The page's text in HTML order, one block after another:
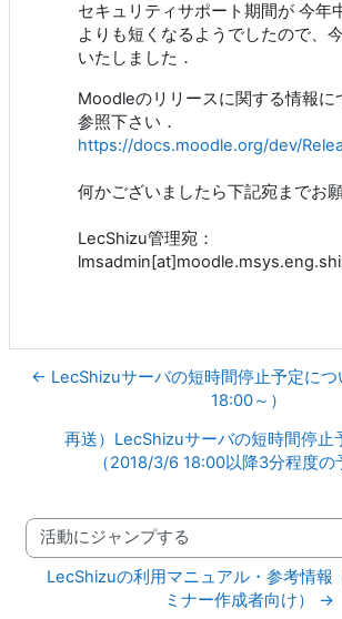
セキュリティサポート期間が 今年
よりも短くなるようでしたので、
いたしました．
Moodleのリリースに関する情報に
参照下さい．
https://docs.moodle.org/dev/
何かございましたら下記宛までお
LecShizu管理宛：
← LecShizuサーバの短時間停止予定に
18:00～）
再送）LecShizuサーバの短時間停止
（2018/3/6 18:00以降3分程度
活動にジャンプする
LecShizuの利用マニュアル・参考情報
ミナー作成者向け） →